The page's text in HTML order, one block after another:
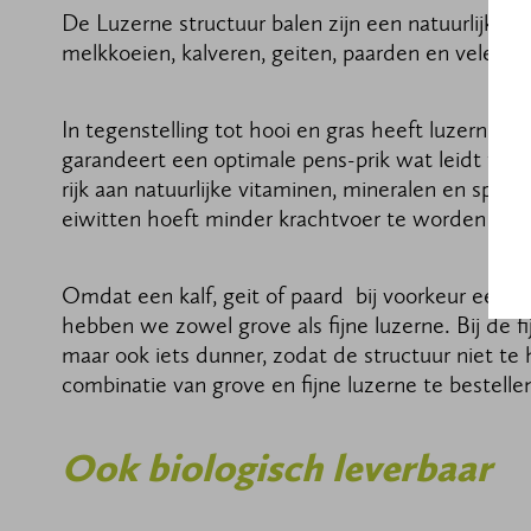
De Luzerne structuur balen zijn een natuurlijk
melkkoeien, kalveren, geiten, paarden en vele
In tegenstelling tot hooi en gras heeft luzerne
garandeert een optimale pens-prik wat leidt tot
rijk aan natuurlijke vitaminen, mineralen en
eiwitten hoeft minder krachtvoer te worden
Omdat een kalf, geit of paard bij voorkeur een
hebben we zowel grove als fijne luzerne. Bij de
maar ook iets dunner, zodat de structuur niet
combinatie van grove en fijne luzerne te
Ook biologisch leverbaar